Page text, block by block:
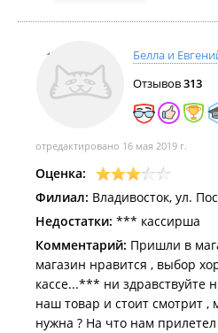
Белла и
Отзывов313
отредактировано 16 мая 2019 г.
Оценка:
Филиал: Владивосток, ул.
Недостатки: *** кассирша
Комментарий: Пришли в
магазин нравится , выбор
кассе...*** ни здравствуйте
наш товар и стоит смотрит
нужна ? На что нам прилетел